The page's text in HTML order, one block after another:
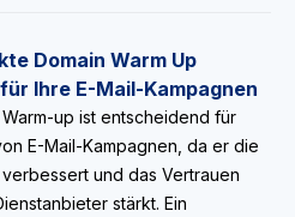
Domain Warm Up
Ihre E-Mail-Kampagnen
up ist entscheidend für
E-Mail-Kampagnen, da er die
und das Vertrauen
stärkt. Ein